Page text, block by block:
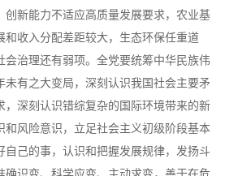
创新能力不适应高质量发展要求，农业基
和收入分配差距较大，生态环保任重道
会治理还有弱项。全党要统筹中华民族伟
未有之大变局，深刻认识我国社会主要矛
，深刻认识错综复杂的国际环境带来的新
和风险意识，立足社会主义初级阶段基本
自己的事，认识和把握发展规律，发扬斗